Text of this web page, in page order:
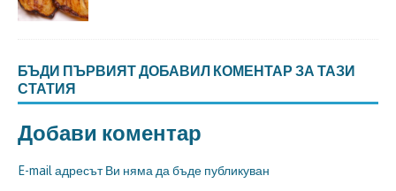
БЪДИ ПЪРВИЯТ ДОБАВИЛ КОМЕНТАР ЗА ТАЗИ
СТАТИЯ
Добави коментар
E-mail адресът Ви няма да бъде публикуван